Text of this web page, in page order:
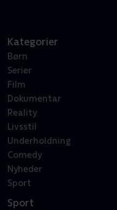
Kategorier
Børn
Serier
Film
Dokumentar
Reality
Livsstil
Underholdning
Comedy
Nyheder
Sport
Sport